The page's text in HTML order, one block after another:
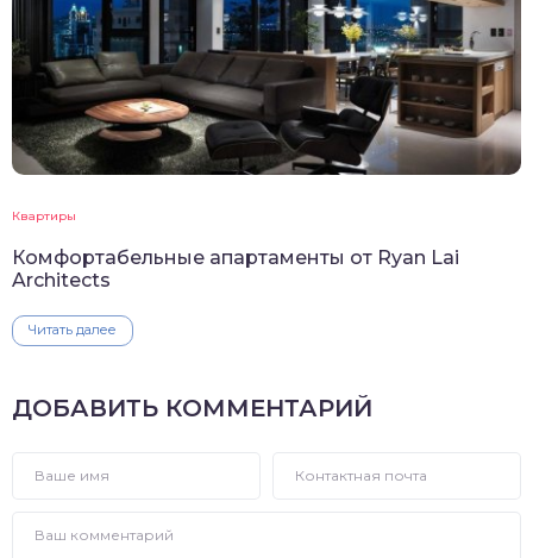
Квартиры
Комфортабельные апартаменты от Ryan Lai
Architects
Читать далее
ДОБАВИТЬ КОММЕНТАРИЙ